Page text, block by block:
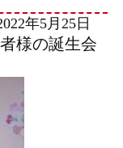
年5月25日
様の誕生会